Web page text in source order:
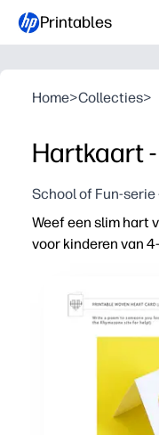
Printables
Home>Collecties>
Hartkaart
School of Fun-serie
Weef een slim hart
voor kinderen van
Je krijgt een
Je begint met
Je kunt het